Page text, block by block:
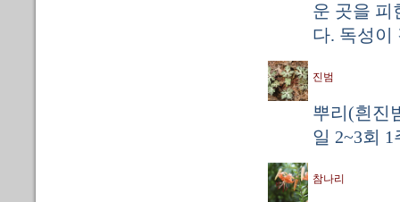
운 곳을 피
다. 독성이
진범
뿌리(흰진
일 2~3회
참나리